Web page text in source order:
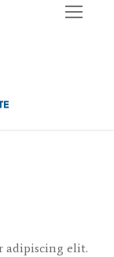
adipiscing elit.